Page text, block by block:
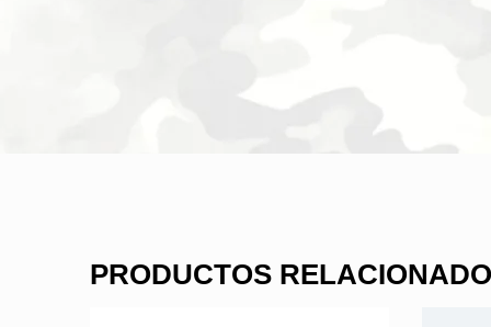
PRODUCTOS